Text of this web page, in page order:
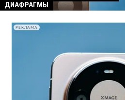
ДИАФРАГМЫ
РЕКЛАМА